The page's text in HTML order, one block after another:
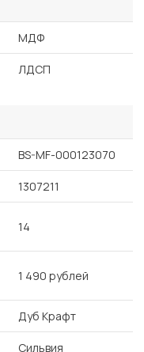
МДФ
ЛДСП
BS-MF-000123070
1307211
14
1 490 рублей
Дуб Крафт
Сильвия